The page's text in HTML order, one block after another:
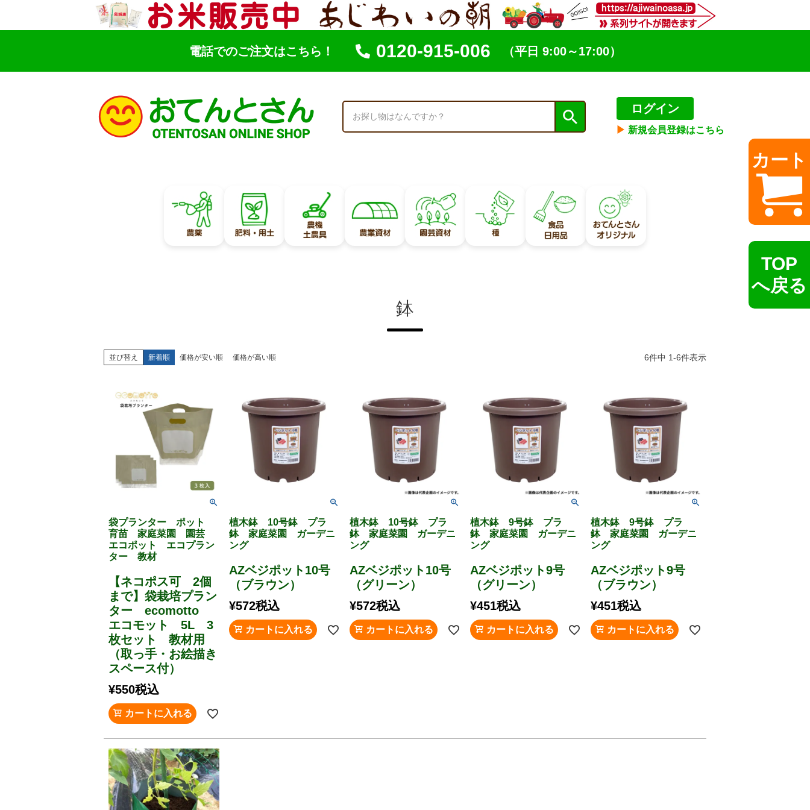
電話でのご注文はこちら！ 0120-915-006 （平日 9:00～17:00）
検索
ログイン
▶︎ 新規会員登録はこちら
カート
TOP
へ戻る
鉢
並び替え 新着順 価格が安い順 価格が高い順 6件中 1-6件表示
袋プランター ポット
育苗 家庭菜園 園芸
エコポット エコプラン
ター 教材
【ネコポス可 2個
まで】袋栽培プラン
ター ecomotto
エコモット 5L 3
枚セット 教材用
（取っ手・お絵描き
スペース付）
¥550税込
カートに入れる
植木鉢 10号鉢 プラ
鉢 家庭菜園 ガーデニ
ング
AZベジポット10号
（ブラウン）
¥572税込
カートに入れる
植木鉢 10号鉢 プラ
鉢 家庭菜園 ガーデニ
ング
AZベジポット10号
（グリーン）
¥572税込
カートに入れる
植木鉢 9号鉢 プラ
鉢 家庭菜園 ガーデニ
ング
AZベジポット9号
（グリーン）
¥451税込
カートに入れる
植木鉢 9号鉢 プラ
鉢 家庭菜園 ガーデニ
ング
AZベジポット9号
（ブラウン）
¥451税込
カートに入れる